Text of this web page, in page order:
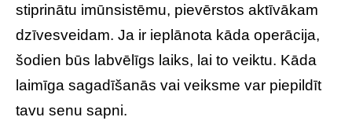
stiprinātu imūnsistēmu, pievērstos aktīvākam
dzīvesveidam. Ja ir ieplānota kāda operācija,
šodien būs labvēlīgs laiks, lai to veiktu. Kāda
laimīga sagadīšanās vai veiksme var piepildīt
tavu senu sapni.